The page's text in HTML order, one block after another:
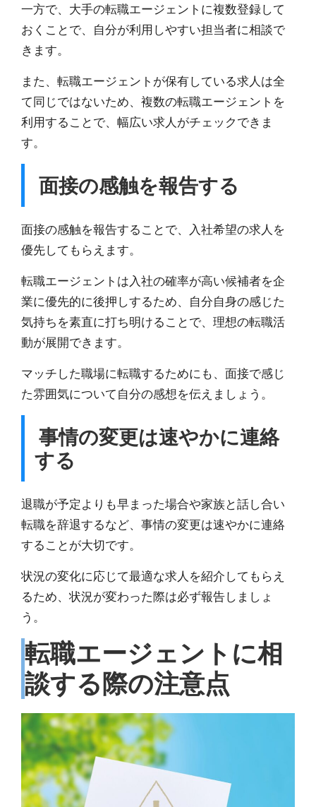
一方で、大手の転職エージェントに複数登録して
おくことで、自分が利用しやすい担当者に相談で
きます。
また、 転職エージェントが保有している求人は全
て同じではないため、複数の転職エージェントを
利用することで、幅広い求人がチェックできま
す。
面接の感触を報告する
面接の感触を報告することで、入社希望の求人を
優先してもらえます。
転職エージェントは入社の確率が高い候補者を企
業に優先的に後押しするため、 自分自身の感じた
気持ちを素直に打ち明けることで、理想の転職活
動が展開できます。
マッチした職場に転職するためにも、面接で感じ
た雰囲気について自分の感想を伝えましょう。
事情の変更は速やかに連絡
する
退職が予定よりも早まった場合や家族と話し合い
転職を辞退するなど、 事情の変更は速やかに連絡
することが大切です。
状況の変化に応じて最適な求人を紹介してもらえ
るため、状況が変わった際は必ず報告しましょ
う。
転職エージェントに相
談する際の注意点